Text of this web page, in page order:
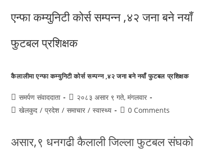
कैलालीमा एन्फा कम्युनिटी कोर्स सम्पन्न ,४२ जना बने नयाँ फुटबल प्रशिक्षक
समर्पण संवाददाता
२०८३ असार ९ गते, मंगलवार
खेलकुद / प्रदेश / समाचार / स्वास्थ्य 0 Comments
असार,९ धनगढी कैलाली जिल्ला फुटबल संघको